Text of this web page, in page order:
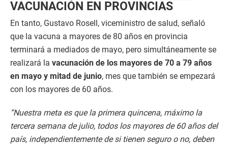
VACUNACIÓN EN PROVINCIAS
En tanto, Gustavo Rosell, viceministro de salud, señaló
que la vacuna a mayores de 80 años en provincia
terminará a mediados de mayo, pero simultáneamente se
realizará la vacunación de los mayores de 70 a 79 años
en mayo y mitad de junio, mes que también se empezará
con los mayores de 60 años.
“Nuestra meta es que la primera quincena, máximo la
tercera semana de julio, todos los mayores de 60 años del
país, independientemente de si tienen seguro o no, deben